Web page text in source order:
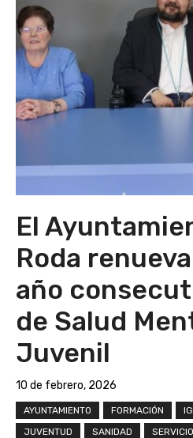
El
Roda
año
de Salud
Juvenil
10 de febrero, 2026
AYUNTAMIENTO FORMACIÓN
JUVENTUD
SANIDAD